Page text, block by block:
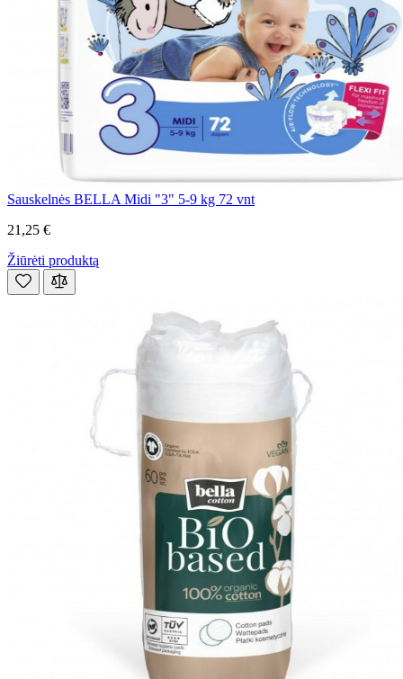
Sauskelnės BELLA Midi "3" 5-9 kg 72 vnt
21,25 €
Žiūrėti produktą